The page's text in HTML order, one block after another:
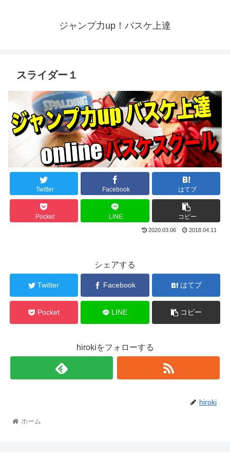
ジャンプ力up！バスケ上達
スライダー１
Twitter Facebook はてブ
Pocket LINE コピー
2020.03.06 2018.04.11
シェアする
Twitter Facebook はてブ
Pocket LINE コピー
hirokiをフォローする
hiroki
ホーム